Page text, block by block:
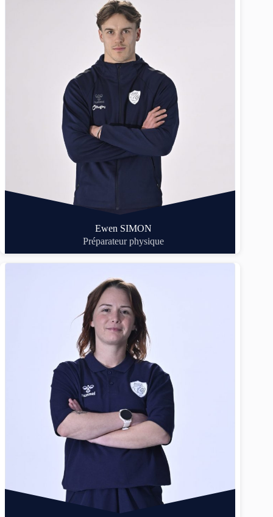
Ewen SIMON
Préparateur physique